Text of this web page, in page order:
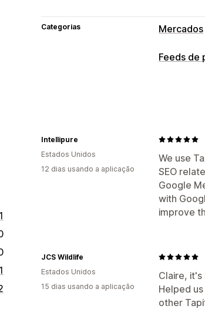
Categorias Mercados
Gestão
Feeds de
Gestão
1
We use
SEO
Google
with
improve
Intellipure
Estados Unidos
12 dias usando a aplicação
Claire,
Helped
other
JCS Wildlife
Estados Unidos
15 dias usando a aplicação